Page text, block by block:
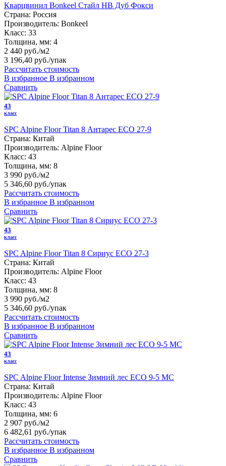
Кварцвинил Bonkeel Стайл HB Дуб Фокси
Страна: Россия
Производитель: Bonkeel
Класс: 33
Толщина, мм: 4
2 440 руб./м2
3 196,40 руб./упак
Рассчитать стоимость
В избранное В избранном
Сравнить
43
класс
SPC Alpine Floor Titan 8 Антарес ЕСО 27-9
Страна: Китай
Производитель: Alpine Floor
Класс: 43
Толщина, мм: 8
3 990 руб./м2
5 346,60 руб./упак
Рассчитать стоимость
В избранное В избранном
Сравнить
43
класс
SPC Alpine Floor Titan 8 Сириус ЕСО 27-3
Страна: Китай
Производитель: Alpine Floor
Класс: 43
Толщина, мм: 8
3 990 руб./м2
5 346,60 руб./упак
Рассчитать стоимость
В избранное В избранном
Сравнить
43
класс
SPC Alpine Floor Intense Зимний лес ECO 9-5 MC
Страна: Китай
Производитель: Alpine Floor
Класс: 43
Толщина, мм: 6
2 907 руб./м2
6 482,61 руб./упак
Рассчитать стоимость
В избранное В избранном
Сравнить